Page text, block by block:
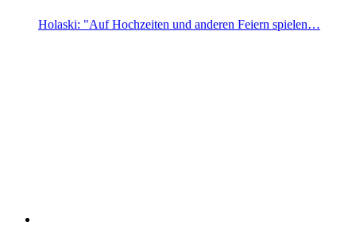
Holaski: "Auf Hochzeiten und anderen Feiern spielen…